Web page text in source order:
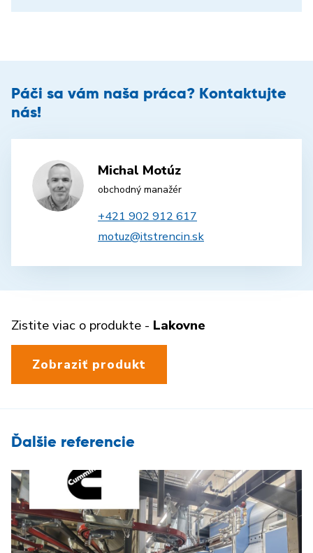
Páči sa vám naša práca? Kontaktujte
nás!
Michal Motúz
obchodný manažér
+421 902 912 617
motuz@itstrencin.sk
Zistite viac o produkte - Lakovne
Zobraziť produkt
Ďalšie referencie